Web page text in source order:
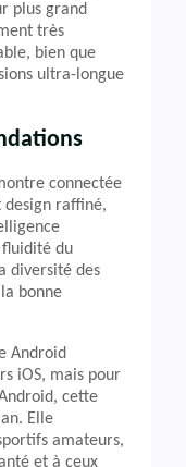
plus grand
très
bien que
ultra-longue
connectée
design raffiné,
du
diversité des
bonne
Android
iOS, mais pour
cette
Elle
amateurs,
et à ceux